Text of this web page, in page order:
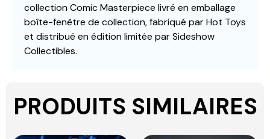
collection Comic Masterpiece livré en emballage
boîte-fenêtre de collection, fabriqué par Hot Toys
et distribué en édition limitée par Sideshow
Collectibles.
PRODUITS SIMILAIRES